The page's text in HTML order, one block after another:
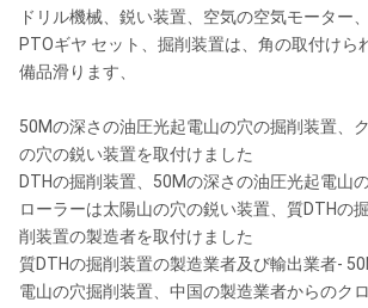
ドリル機械、鋭い装置、空気の空気モーター
PTOギヤ セット、掘削装置は、角の取付けら
備品滑ります、
50Mの深さの油圧光起電山の穴の掘削装置、
の穴の鋭い装置を取付けました
DTHの掘削装置、50Mの深さの油圧光起電山
ローラーは太陽山の穴の鋭い装置、質DTHの
削装置の製造者を取付けました
質DTHの掘削装置の製造業者及び輸出業者-
電山の穴掘削装置、中国の製造業者からのク